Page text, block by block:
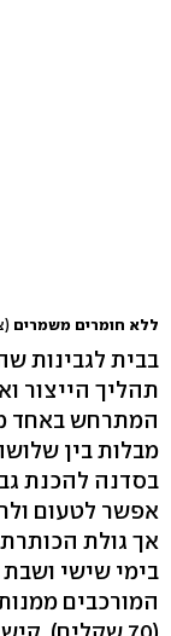
ללא חומרים משמרים
בבית לגבינות
תהליך הייצור
המתרחש באחד
מבלות בין
בסדנה להכנת
אפשר לטעום
אך גולת
בימי שישי ושבת
המורכבים